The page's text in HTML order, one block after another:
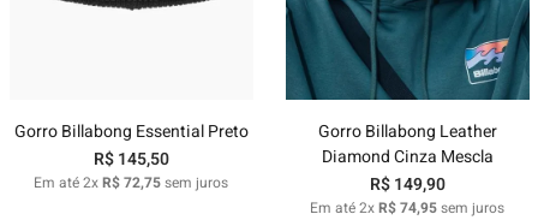
Gorro Billabong Essential Preto
R$ 145,50
Em até2xR$72,75sem juros
Gorro Billabong Leather
Diamond Cinza Mescla
R$ 149,90
Em até2xR$74,95sem juros